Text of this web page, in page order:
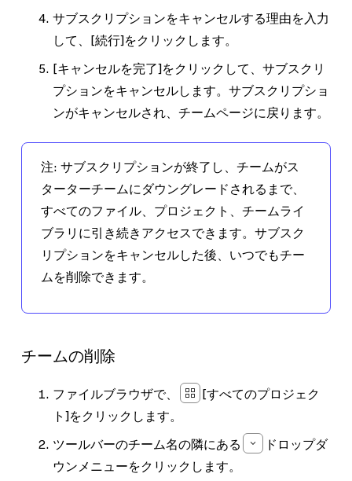
サブスクリプションをキャンセルする理由を入力
して、 [続行]をクリックします。
[キャンセルを完了]をクリックして、サブスクリ
プションをキャンセルします。サブスクリプショ
ンがキャンセルされ、チームページに戻ります。
注: サブスクリプションが終了し、チームがス
ターターチームにダウングレードされるまで、
すべてのファイル、プロジェクト、チームライ
ブラリに引き続きアクセスできます。サブスク
リプションをキャンセルした後、いつでもチー
ムを削除できます。
チームの削除
ファイルブラウザで、
[すべてのプロジェク
ト]をクリックします。
ツールバーのチーム名の隣にある
ドロップダ
ウンメニューをクリックします。